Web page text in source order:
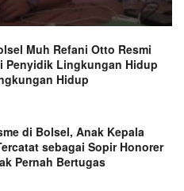
Muh Refani Otto Resmi
Penyidik Lingkungan Hidup
Hidup
di Bolsel, Anak Kepala
sebagai Sopir Honorer
Pernah Bertugas